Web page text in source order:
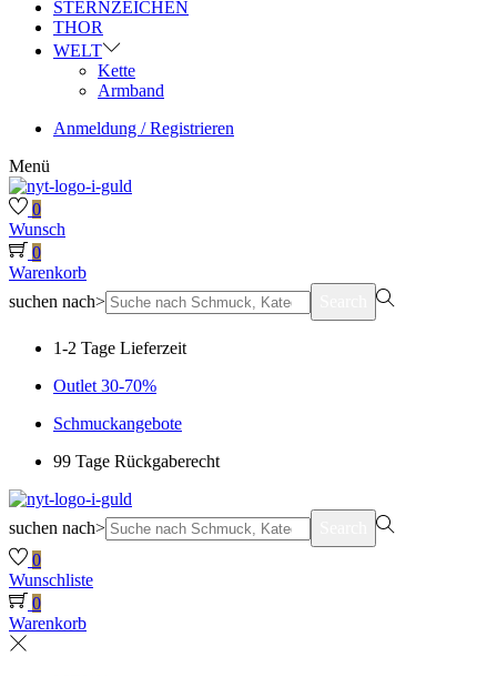
STERNZEICHEN
THOR
WELT
Kette
Armband
Anmeldung / Registrieren
Menü
0
Wunsch
0
Warenkorb
suchen nach>
1-2 Tage Lieferzeit
Outlet 30-70%
Schmuckangebote
99 Tage Rückgaberecht
suchen nach>
0
Wunschliste
0
Warenkorb